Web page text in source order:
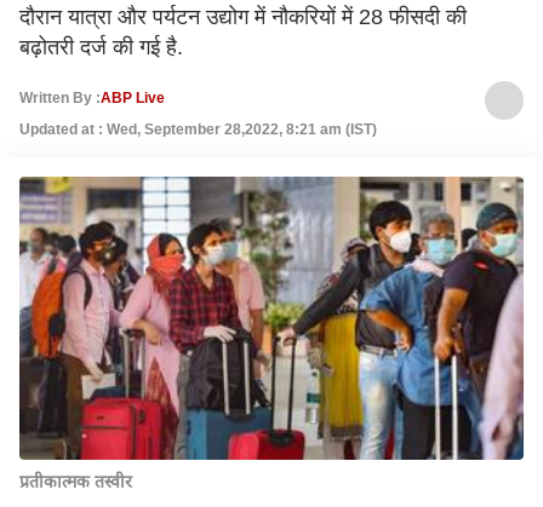
दौरान यात्रा और पर्यटन उद्योग में नौकरियों में 28 फीसदी की
बढ़ोतरी दर्ज की गई है.
Written By :ABP Live
Updated at : Wed, September 28,2022, 8:21 am (IST)
प्रतीकात्मक तस्वीर